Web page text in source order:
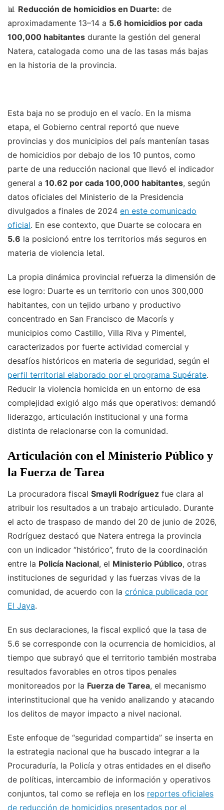
📊 Reducción de homicidios en Duarte: de
aproximadamente 13–14 a 5.6 homicidios por cada
100,000 habitantes durante la gestión del general
Natera, catalogada como una de las tasas más bajas
en la historia de la provincia.
Esta baja no se produjo en el vacío. En la misma
etapa, el Gobierno central reportó que nueve
provincias y dos municipios del país mantenían tasas
de homicidios por debajo de los 10 puntos, como
parte de una reducción nacional que llevó el indicador
general a 10.62 por cada 100,000 habitantes, según
datos oficiales del Ministerio de la Presidencia
divulgados a finales de 2024 en este comunicado
oficial. En ese contexto, que Duarte se colocara en
5.6 la posicionó entre los territorios más seguros en
materia de violencia letal.
La propia dinámica provincial refuerza la dimensión de
ese logro: Duarte es un territorio con unos 300,000
habitantes, con un tejido urbano y productivo
concentrado en San Francisco de Macorís y
municipios como Castillo, Villa Riva y Pimentel,
caracterizados por fuerte actividad comercial y
desafíos históricos en materia de seguridad, según el
perfil territorial elaborado por el programa Supérate.
Reducir la violencia homicida en un entorno de esa
complejidad exigió algo más que operativos: demandó
liderazgo, articulación institucional y una forma
distinta de relacionarse con la comunidad.
Articulación con el Ministerio Público y
la Fuerza de Tarea
La procuradora fiscal Smayli Rodríguez fue clara al
atribuir los resultados a un trabajo articulado. Durante
el acto de traspaso de mando del 20 de junio de 2026,
Rodríguez destacó que Natera entrega la provincia
con un indicador “histórico”, fruto de la coordinación
entre la Policía Nacional, el Ministerio Público, otras
instituciones de seguridad y las fuerzas vivas de la
comunidad, de acuerdo con la crónica publicada por
El Jaya.
En sus declaraciones, la fiscal explicó que la tasa de
5.6 se corresponde con la ocurrencia de homicidios, al
tiempo que subrayó que el territorio también mostraba
resultados favorables en otros tipos penales
monitoreados por la Fuerza de Tarea, el mecanismo
interinstitucional que ha venido analizando y atacando
los delitos de mayor impacto a nivel nacional.
Este enfoque de “seguridad compartida” se inserta en
la estrategia nacional que ha buscado integrar a la
Procuraduría, la Policía y otras entidades en el diseño
de políticas, intercambio de información y operativos
conjuntos, tal como se refleja en los reportes oficiales
de reducción de homicidios presentados por el